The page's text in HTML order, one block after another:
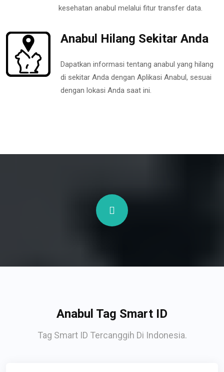
kesehatan anabul melalui fitur transfer data.
Anabul Hilang Sekitar Anda
Dapatkan informasi tentang anabul yang hilang
di sekitar Anda dengan Aplikasi Anabul, sesuai
dengan lokasi Anda saat ini.
Anabul Tag Smart ID
Tag Smart ID Tercanggih Di Indonesia.